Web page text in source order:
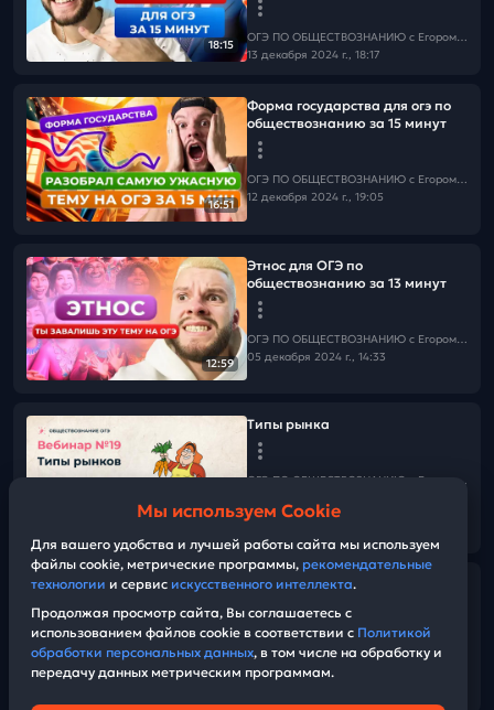
18:15
ОГЭ ПО ОБЩЕСТВОЗНАНИЮ c Егором Кантом
13 декабря 2024 г., 18:17
16:51
Форма государства для огэ по
обществознанию за 15 минут
ОГЭ ПО ОБЩЕСТВОЗНАНИЮ c Егором Кантом
12 декабря 2024 г., 19:05
12:59
Этнос для ОГЭ по
обществознанию за 13 минут
ОГЭ ПО ОБЩЕСТВОЗНАНИЮ c Егором Кантом
05 декабря 2024 г., 14:33
01:24:37
Типы рынка
ОГЭ ПО ОБЩЕСТВОЗНАНИЮ c Егором Кантом
19:13
Правоохранительные органы
19 минут
Мы используем Cookie
Для вашего удобства и лучшей работы сайта мы используем
файлы cookie, метрические программы, рекомендательные
технологии и сервис искусственного интеллекта.
Продолжая просмотр сайта, Вы соглашаетесь с
использованием файлов cookie в соответствии с Политикой
обработки персональных данных, в том числе на обработку и
передачу данных метрическим программам.